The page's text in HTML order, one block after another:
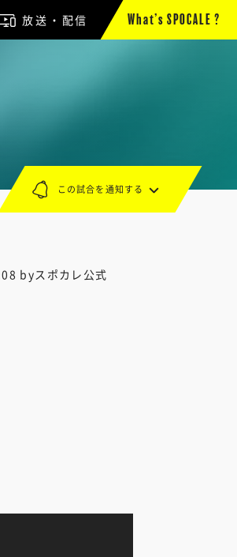
放送・配信 What’s SPOCALE ?
byスポカレ公式
この試合を通知する